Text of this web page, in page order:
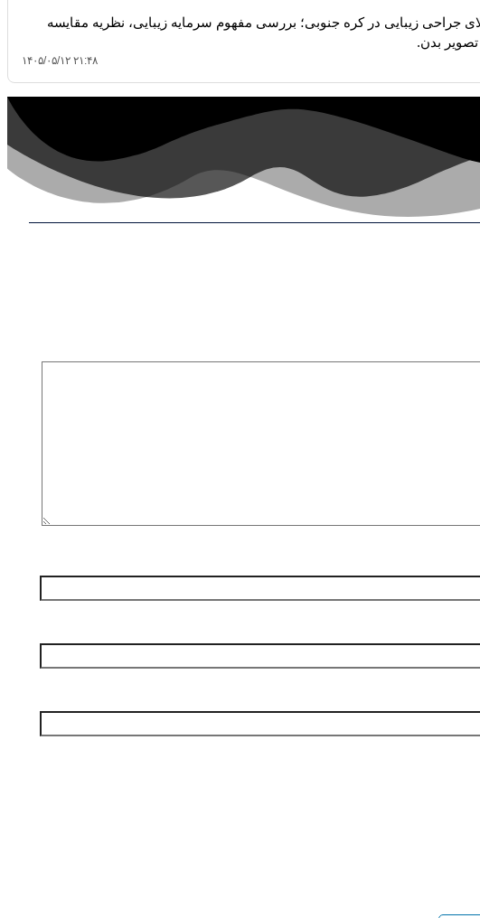
جراحی زیبایی در کره جنوبی؛ بررسی مفهوم سرمایه زیبایی، نظریه مقایسه
۱۴۰۵/۰۵/۱۲ ۲۱:۴۸